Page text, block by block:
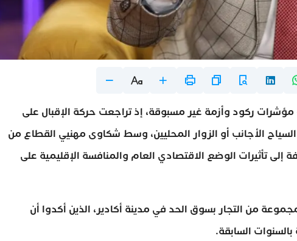
ركود وأزمة غير مسبوقة، إذ تراجعت حركة الإقبال على
الأجانب أو الزوار المحليين، وسط شكاوى مهنيي القطاع من
إلى تأثيرات الوضع الاقتصادي العام والمنافسة الإقليمية على
من التجار بسوق الحد في مدينة أكادير، الذين أكدوا أن
السابقة.